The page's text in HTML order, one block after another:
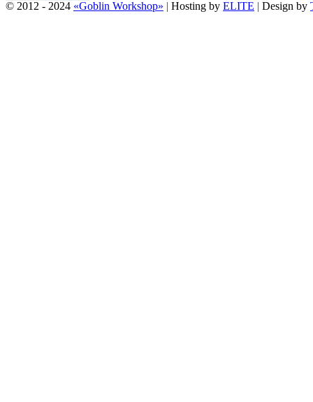
© 2012 - 2024 «Goblin Workshop» | Hosting by ELITE | Design by